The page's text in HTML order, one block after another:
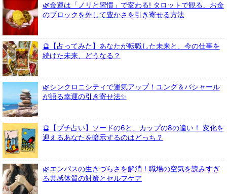
🌿金運は「ノリと習慣」で変わる! タロットで観る、お金
のブロックを外して豊かさを引き寄せる方法
🔮【占ってみた】あなたが転職した未来と、今の仕事を
続けた未来、どうなる？
🌿シンクロニシティで運気アップ！ユング＆バシャール
が語る幸運の引き寄せ法✨
🔮【プチ占い】ソードの6と、カップの8の違い！ 変化を
迎えるあなたを暗示するのはどっち？
🌿エンパスの生きづらさを解消！職場の空気を読みすぎ
る共感体質の対策とセルフケア